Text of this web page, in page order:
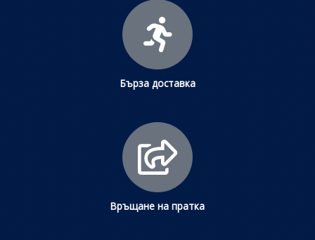
Бърза доставка
Връщане на пратка